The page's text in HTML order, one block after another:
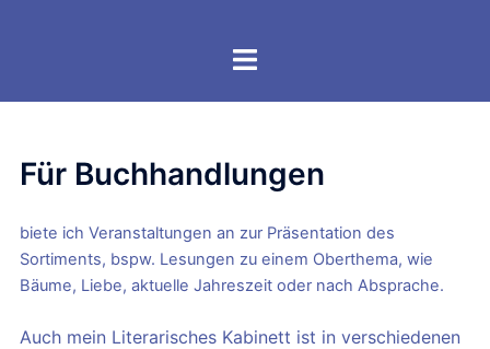
Menü
Für Buchhandlungen
biete ich Veranstaltungen an zur Präsentation des
Sortiments, bspw. Lesungen zu einem Oberthema, wie
Bäume, Liebe, aktuelle Jahreszeit oder nach Absprache.
Auch mein Literarisches Kabinett ist in verschiedenen